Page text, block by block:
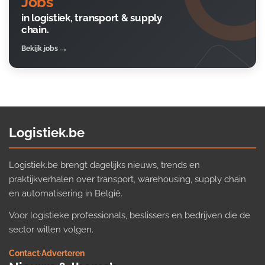
in logistiek, transport & supply
chain.
Bekijk jobs
Logistiek.be
Logistiek.be brengt dagelijks nieuws, trends en
praktijkverhalen over transport, warehousing, supply chain
en automatisering in België.
Voor logistieke professionals, beslissers en bedrijven die de
sector willen volgen.
Contact·Adverteren